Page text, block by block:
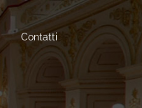
Contatti